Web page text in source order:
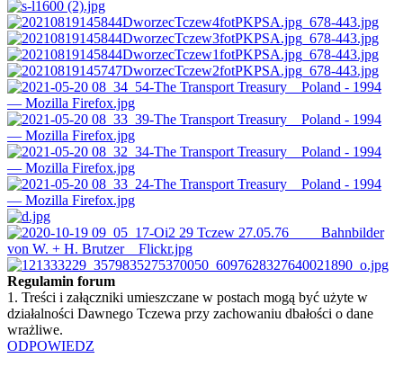
Regulamin forum
1. Treści i załączniki umieszczane w postach mogą być użyte w
działalności Dawnego Tczewa przy zachowaniu dbałości o dane
wrażliwe.
ODPOWIEDZ